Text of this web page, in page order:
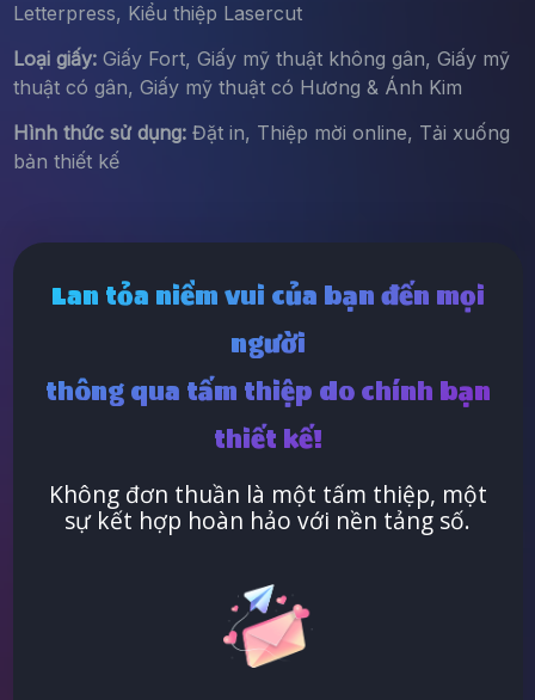
Letterpress, Kiểu thiệp Lasercut
Loại giấy:Giấy Fort, Giấy mỹ thuật không gân, Giấy mỹ
thuật có gân, Giấy mỹ thuật có Hương & Ánh Kim
Hình thức sử dụng:Đặt in, Thiệp mời online, Tải xuống
bản thiết kế
Lan tỏa niềm vui của bạn đến mọi
người
thông qua tấm thiệp do chính bạn
thiết kế!
Không đơn thuần là một tấm thiệp, một
sự kết hợp hoàn hảo với nền tảng số.